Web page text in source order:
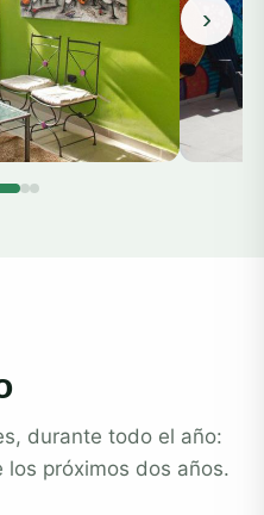
›
durante todo el año:
los próximos dos años.